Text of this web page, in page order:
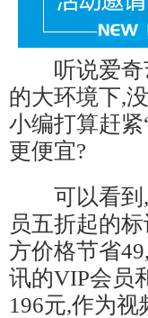
听说爱奇艺
的大环境下,
小编打算赶
更便宜?
可以看到,
员五折起的
方价格节省
讯的VIP会员
196元,作为